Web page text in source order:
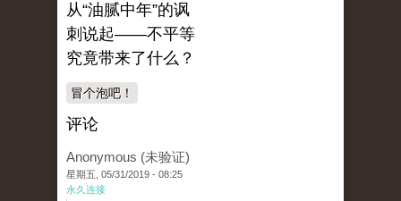
从“油腻中年”的讽
刺说起——不平等
究竟带来了什么？
冒个泡吧！
评论
Anonymous (未验证)
星期五, 05/31/2019 - 08:25
永久连接